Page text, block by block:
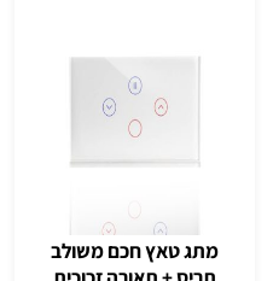
מתג טאץ חכם משולב